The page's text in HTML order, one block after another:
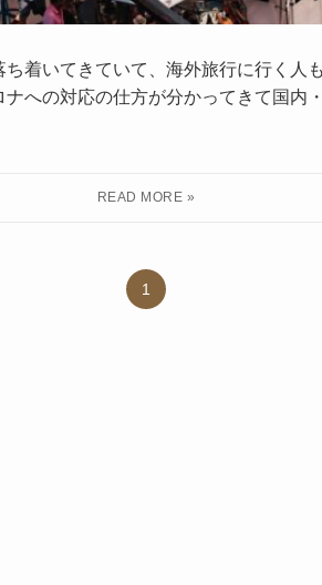
ち着いてきていて、海外旅行に行く
への対応の仕方が分かってきて国内
1